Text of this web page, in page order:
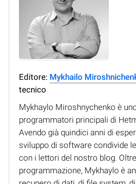
Editore: Mykhailo
tecnico
Mykhaylo Miroshnychenko è
programmatori principali di
Avendo già quindici anni di
sviluppo di software condivide
con i lettori del nostro blog.
programmazione, Mykhaylo è